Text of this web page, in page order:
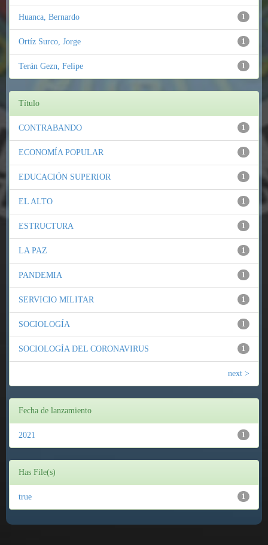
1
Huanca, Bernardo
1
Ortíz Surco, Jorge
1
Terán Gezn, Felipe
Título
1
CONTRABANDO
1
ECONOMÍA POPULAR
1
EDUCACIÓN SUPERIOR
1
EL ALTO
1
ESTRUCTURA
1
LA PAZ
1
PANDEMIA
1
SERVICIO MILITAR
1
SOCIOLOGÍA
1
SOCIOLOGÍA DEL CORONAVIRUS
next >
Fecha de lanzamiento
1
2021
Has File(s)
1
true